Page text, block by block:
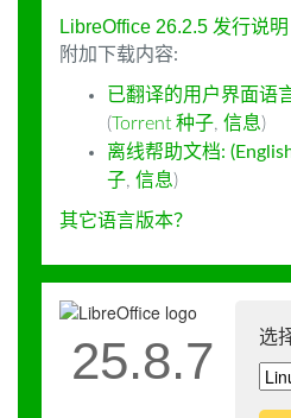
LibreOffice 26.2.5 发行说明
附加下载内容:
已翻译的用户界面语
(Torrent 种子, 信息)
离线帮助文档:
子, 信息)
其它语言版本？
选
25.8.7